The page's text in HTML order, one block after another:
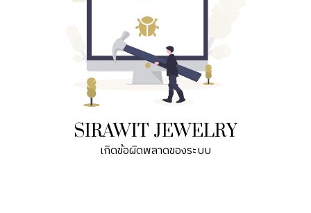
SIRAWIT JEWELRY
เกิดข้อผิดพลาดของระบบ